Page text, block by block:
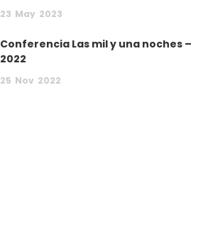
23 May 2023
Conferencia Las mil y una noches –
2022
25 Nov 2022